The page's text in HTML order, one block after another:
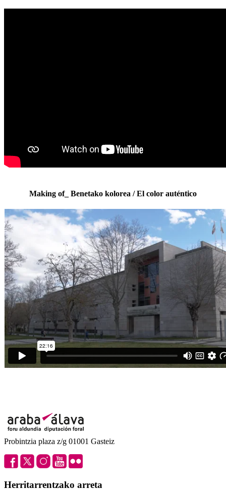
Making of_ Benetako kolorea / El color auténtico
Probintzia plaza z/g 01001 Gasteiz
Herritarrentzako arreta